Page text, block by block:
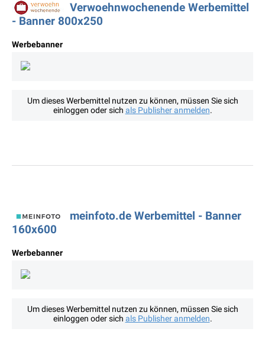
Verwoehnwochenende Werbemittel
- Banner 800x250
Werbebanner
Um dieses Werbemittel nutzen zu können, müssen Sie sich
einloggen oder sich als Publisher anmelden.
meinfoto.de Werbemittel - Banner
160x600
Werbebanner
Um dieses Werbemittel nutzen zu können, müssen Sie sich
einloggen oder sich als Publisher anmelden.